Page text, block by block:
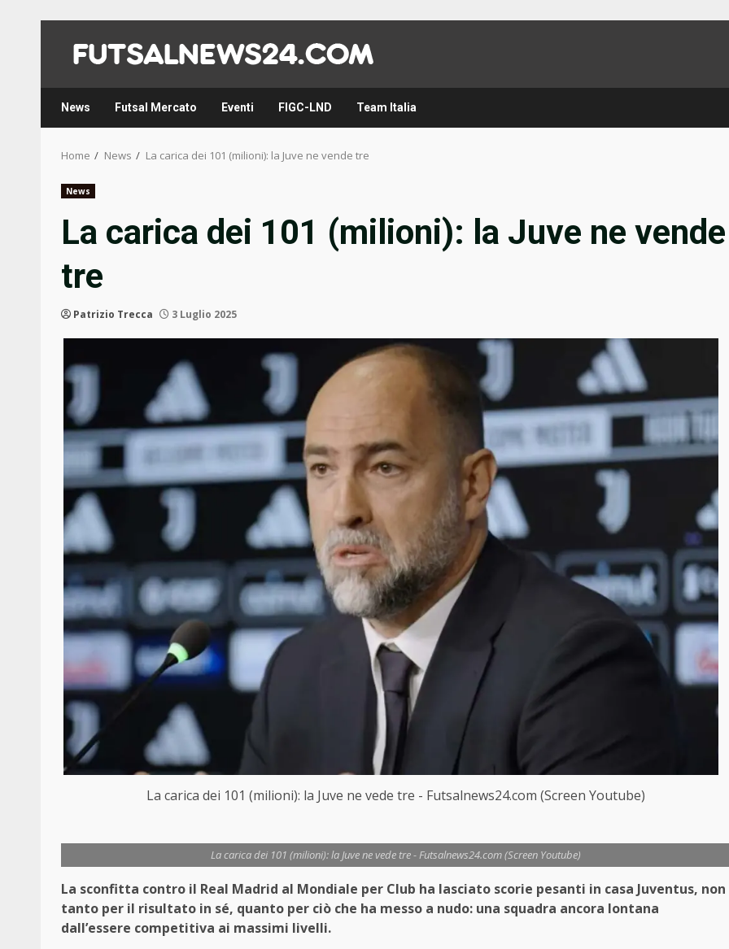
content
News Futsal Mercato Eventi FIGC-LND Team Italia
Home News La carica dei 101 (milioni): la Juve ne vende tre
News
La carica dei 101 (milioni): la Juve ne vende
tre
Patrizio Trecca 3 Luglio 2025
La carica dei 101 (milioni): la Juve ne vede tre - Futsalnews24.com (Screen Youtube)
La carica dei 101 (milioni): la Juve ne vede tre - Futsalnews24.com (Screen Youtube)
La sconfitta contro il Real Madrid al Mondiale per Club ha lasciato scorie pesanti in casa Juventus, non
tanto per il risultato in sé, quanto per ciò che ha messo a nudo: una squadra ancora lontana
dall’essere competitiva ai massimi livelli.